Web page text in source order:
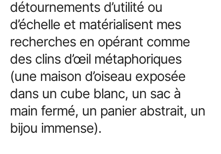
détournements d’utilité ou
d’échelle et matérialisent mes
recherches en opérant comme
des clins d’œil métaphoriques
(une maison d’oiseau exposée
dans un cube blanc, un sac à
main fermé, un panier abstrait, un
bijou immense).